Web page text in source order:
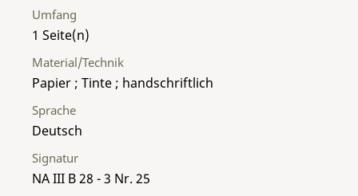
Umfang
1
Material/Technik
Papier ; Tinte ; handschriftlich
Sprache
Deutsch
Signatur
NA III B 28 - 3 Nr. 25